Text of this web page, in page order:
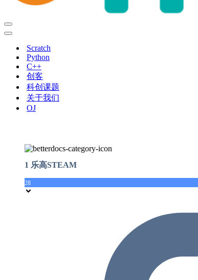
导
航
导
Scratch
Python
C++
创客
科创课题
关于我们
OJ
1 乐高STEAM
28